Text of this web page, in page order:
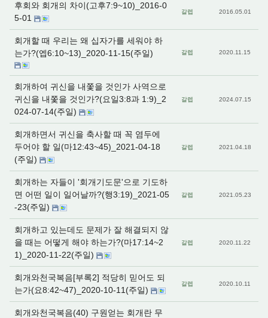
후회와 회개의 차이(고후7:9~10)_2016-0
5-01
갈렙 2016.05.01
회개할 때 우리는 왜 십자가를 세워야 하
는가?(엡6:10~13)_2020-11-15(주일)
갈렙 2020.11.15
회개하여 귀신을 내쫓을 것인가 사역으로
귀신을 내쫓을 것인가?(요일3:8과 1:9)_2
024-07-14(주일)
갈렙 2024.07.15
회개하면서 귀신을 축사할 때 꼭 염두에
두어야 할 일(마12:43~45)_2021-04-18
(주일)
갈렙 2021.04.18
회개하는 자들이 '회개기도문'으로 기도하
면 어떤 일이 일어날까?(행3:19)_2021-05
-23(주일)
갈렙 2021.05.23
회개하고 있는데도 문제가 잘 해결되지 않
을 때는 어떻게 해야 하는가?(마17:14~2
1)_2020-11-22(주일)
갈렙 2020.11.22
회개와천국복음[부록2] 적당히 믿어도 되
는가(요8:42~47)_2020-10-11(주일)
갈렙 2020.10.11
회개와천국복음(40) 구원얻는 회개란 무